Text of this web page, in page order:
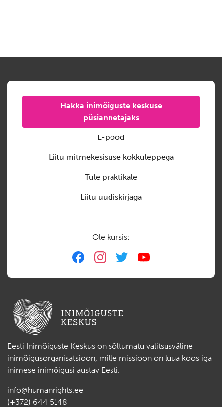
Hakka inimõiguste keskuse
püsiannetajaks
E-pood
Liitu mitmekesisuse kokkuleppega
Tule praktikale
Liitu uudiskirjaga
Ole kursis:
Eesti Inimõiguste Keskus on sõltumatu valitsusväline
inimõigusorganisatsioon, mille missioon on luua koos iga
inimese inimõigusi austav Eesti.
info@humanrights.ee
(+372) 644 5148